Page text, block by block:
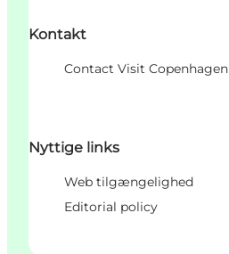
Kontakt
Contact Visit Copenhagen
Nyttige links
Web tilgængelighed
Editorial policy